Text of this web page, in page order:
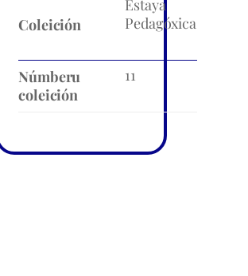
Coleición
Estaya
Pedagóxica
Númberu
coleición
11